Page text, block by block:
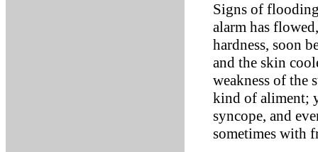
Signs of
alarm has
hardness, soon
and the skin
weakness of the
kind of aliment;
syncope, and
sometimes with